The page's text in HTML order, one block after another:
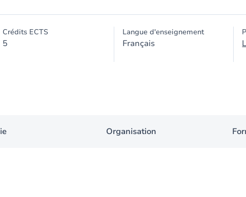
Crédits ECTS
5
Langue d'enseignement
Français
Organisation